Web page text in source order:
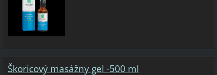
Škoricový masážny gel -500 ml